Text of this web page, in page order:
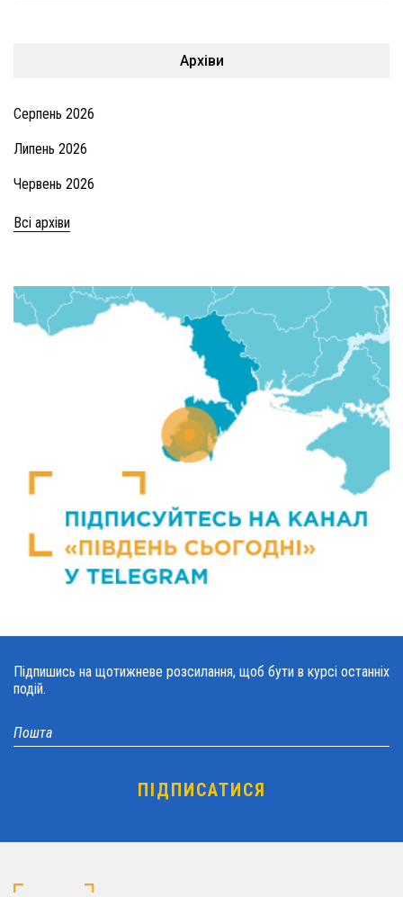
Архіви
Серпень 2026
Липень 2026
Червень 2026
Всі архіви
Підпишись на щотижневе розсилання, щоб бути в курсі останніх
подій.